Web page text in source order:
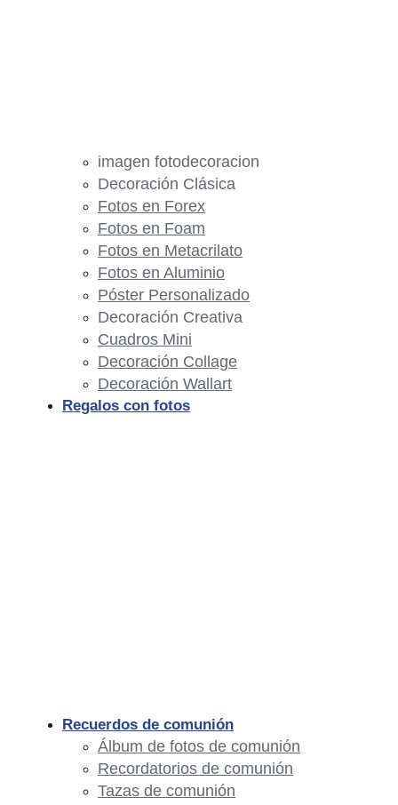
imagen fotodecoracion
Decoración Clásica
Fotos en Forex
Fotos en Foam
Fotos en Metacrilato
Fotos en Aluminio
Póster Personalizado
Decoración Creativa
Cuadros Mini
Decoración Collage
Decoración Wallart
Regalos con fotos
Recuerdos de comunión
Álbum de fotos de comunión
Recordatorios de comunión
Tazas de comunión